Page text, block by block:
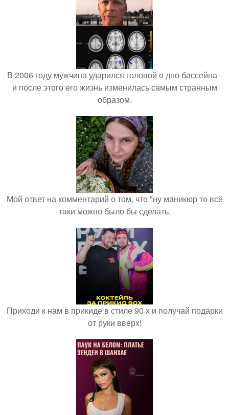
В 2006 году мужчина ударился головой о дно бассейна -
и после этого его жизнь изменилась самым странным
образом.
Мой ответ на комментарий о том, что "ну маникюр то всё
таки можно было бы сделать.
Приходи к нам в прикиде в стиле 90 х и получай подарки
от руки вверх!